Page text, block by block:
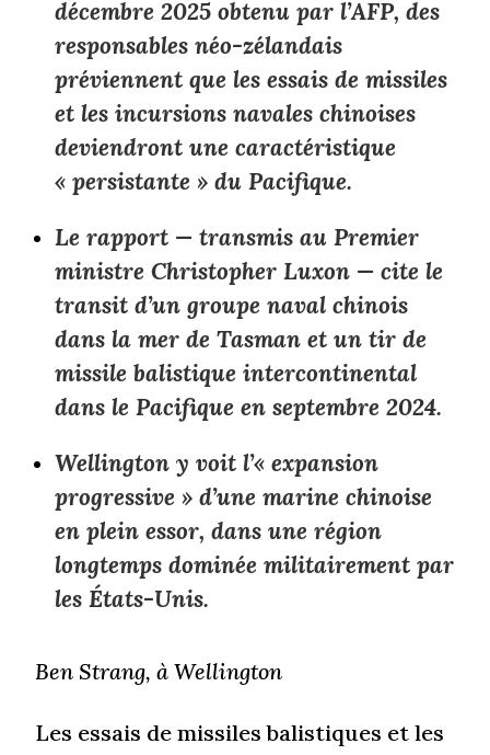
décembre 2025 obtenu par l’AFP, des
responsables néo-zélandais
préviennent que les essais de missiles
et les incursions navales chinoises
deviendront une caractéristique
« persistante » du Pacifique.
Le rapport — transmis au Premier
ministre Christopher Luxon — cite le
transit d’un groupe naval chinois
dans la mer de Tasman et un tir de
missile balistique intercontinental
dans le Pacifique en septembre 2024.
Wellington y voit l’« expansion
progressive » d’une marine chinoise
en plein essor, dans une région
longtemps dominée militairement par
les États-Unis.
Ben Strang, à Wellington
Les essais de missiles balistiques et les